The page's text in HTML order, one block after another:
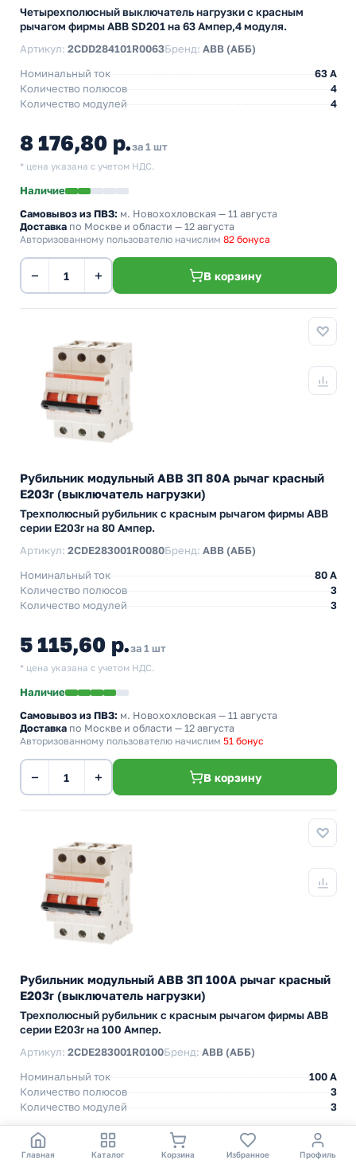
Четырехполюсный выключатель нагрузки с красным
рычагом фирмы ABB SD201 на 63 Ампер,4 модуля.
Артикул: 2CDD284101R0063Бренд: ABB (АББ)
Номинальный ток
63 A
Количество полюсов
4
Количество модулей
4
8 176,80 р.за 1 шт
* цена указана с учетом НДС.
Наличие
Самовывоз из ПВЗ: м. Новохохловская — 11 августа
Доставка по Москве и области — 12 августа
Авторизованному пользователю начислим 82 бонуса
− + В корзину
Рубильник модульный ABB 3П 80А рычаг красный
E203r (выключатель нагрузки)
Трехполюсный рубильник с красным рычагом фирмы ABB
серии E203r на 80 Ампер.
Артикул: 2CDE283001R0080Бренд: ABB (АББ)
Номинальный ток
80 A
Количество полюсов
3
Количество модулей
3
5 115,60 р.за 1 шт
* цена указана с учетом НДС.
Наличие
Самовывоз из ПВЗ: м. Новохохловская — 11 августа
Доставка по Москве и области — 12 августа
Авторизованному пользователю начислим 51 бонус
− + В корзину
Рубильник модульный ABB 3П 100А рычаг красный
E203r (выключатель нагрузки)
Трехполюсный рубильник с красным рычагом фирмы ABB
серии E203r на 100 Ампер.
Артикул: 2CDE283001R0100Бренд: ABB (АББ)
Номинальный ток
100 A
Количество полюсов
3
Количество модулей
3
5 018,40 р. за 1 шт
Главная Каталог Корзина Избранное Профиль